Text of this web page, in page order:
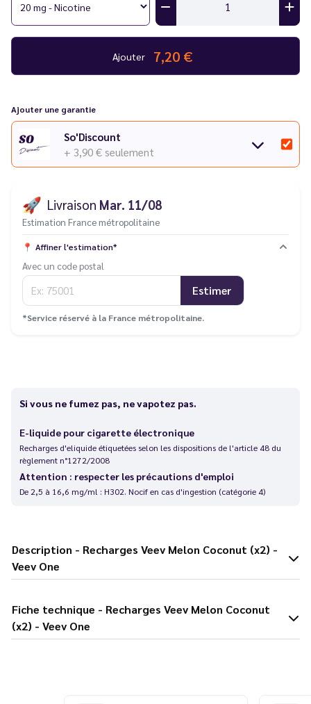
Compatibilité :kit veev one
Nombre de bouffées :1000 bouffées par cartouche
Ajouter 7,20 €
Ajouter une garantie
So'Discount
+ 3,90 € seulement
🚀 Livraison Mar. 11/08
Estimation France métropolitaine
📍 Affiner l'estimation*
Avec un code postal
Estimer
*Service réservé à la France métropolitaine.
Si vous ne fumez pas, ne vapotez pas.
E-liquide pour cigarette électronique
Recharges d'eliquide étiquetées selon les dispositions de l'article 48 du
règlement n°1272/2008
Attention : respecter les précautions d'emploi
De 2,5 à 16,6 mg/ml : H302. Nocif en cas d'ingestion (catégorie 4)
Description - Recharges Veev Melon Coconut (x2) -
Veev One
Fiche technique - Recharges Veev Melon Coconut
(x2) - Veev One